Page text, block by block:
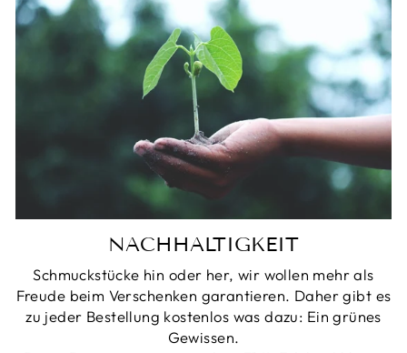
NACHHALTIGKEIT
Schmuckstücke hin oder her, wir wollen mehr als
Freude beim Verschenken garantieren. Daher gibt es
zu jeder Bestellung kostenlos was dazu: Ein grünes
Gewissen.